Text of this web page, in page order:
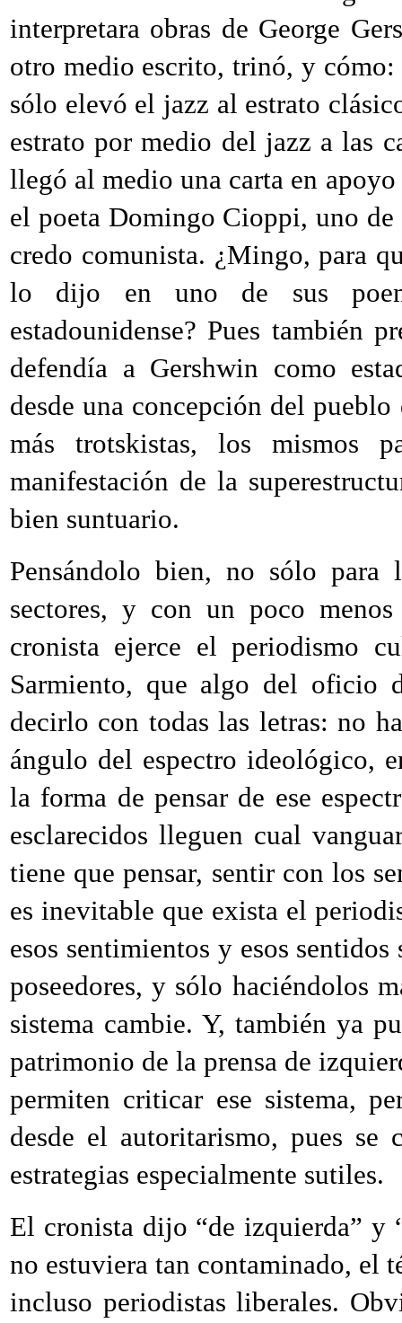
interpretara obras de George
otro medio escrito, trinó, y cómo:
sólo elevó el jazz al estrato
estrato por medio del jazz a las
llegó al medio una carta en
el poeta Domingo Cioppi, uno de
credo comunista. ¿Mingo, para
lo dijo en uno de sus
estadounidense? Pues también
defendía a Gershwin como
desde una concepción del
más trotskistas, los mismos
manifestación de la
bien suntuario.
Pensándolo bien, no sólo para
sectores, y con un poco
cronista ejerce el periodismo
Sarmiento, que algo del oficio
decirlo con todas las letras: no
ángulo del espectro ideológico,
la forma de pensar de ese
esclarecidos lleguen cual
tiene que pensar, sentir con los
es inevitable que exista el
esos sentimientos y esos
poseedores, y sólo haciéndolos
sistema cambie. Y, también ya
patrimonio de la prensa de
permiten criticar ese sistema,
desde el autoritarismo, pues
estrategias especialmente sutiles.
El cronista dijo “de izquierda” y
no estuviera tan contaminado, el
incluso periodistas liberales.